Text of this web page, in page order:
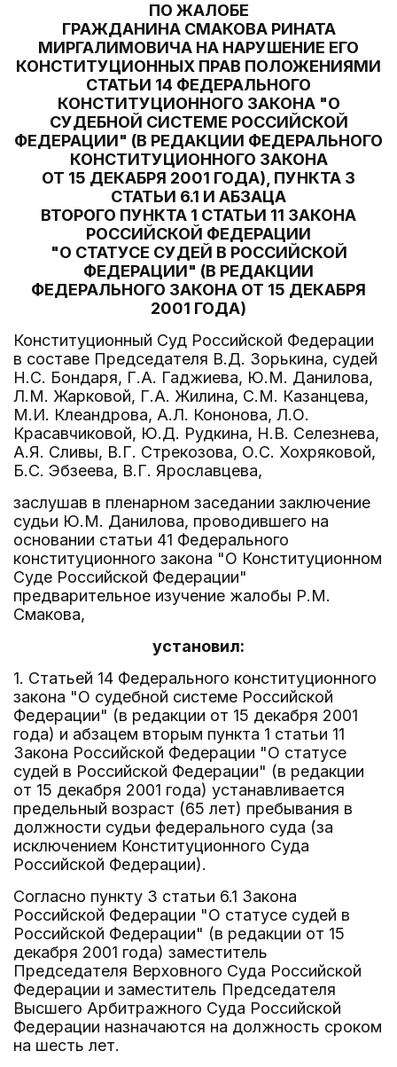
ПО ЖАЛОБЕ
ГРАЖДАНИНА СМАКОВА РИНАТА
МИРГАЛИМОВИЧА НА НАРУШЕНИЕ ЕГО
КОНСТИТУЦИОННЫХ ПРАВ ПОЛОЖЕНИЯМИ
СТАТЬИ 14 ФЕДЕРАЛЬНОГО
КОНСТИТУЦИОННОГО ЗАКОНА "О
СУДЕБНОЙ СИСТЕМЕ РОССИЙСКОЙ
ФЕДЕРАЦИИ" (В РЕДАКЦИИ ФЕДЕРАЛЬНОГО
КОНСТИТУЦИОННОГО ЗАКОНА
ОТ 15 ДЕКАБРЯ 2001 ГОДА), ПУНКТА 3
СТАТЬИ 6.1 И АБЗАЦА
ВТОРОГО ПУНКТА 1 СТАТЬИ 11 ЗАКОНА
РОССИЙСКОЙ ФЕДЕРАЦИИ
"О СТАТУСЕ СУДЕЙ В РОССИЙСКОЙ
ФЕДЕРАЦИИ" (В РЕДАКЦИИ
ФЕДЕРАЛЬНОГО ЗАКОНА ОТ 15 ДЕКАБРЯ
2001 ГОДА)
Конституционный Суд Российской Федерации
в составе Председателя В.Д. Зорькина, судей
Н.С. Бондаря, Г.А. Гаджиева, Ю.М. Данилова,
Л.М. Жарковой, Г.А. Жилина, С.М. Казанцева,
М.И. Клеандрова, А.Л. Кононова, Л.О.
Красавчиковой, Ю.Д. Рудкина, Н.В. Селезнева,
А.Я. Сливы, В.Г. Стрекозова, О.С. Хохряковой,
Б.С. Эбзеева, В.Г. Ярославцева,
заслушав в пленарном заседании заключение
судьи Ю.М. Данилова, проводившего на
основании статьи 41 Федерального
конституционного закона "О Конституционном
Суде Российской Федерации"
предварительное изучение жалобы Р.М.
Смакова,
установил:
1. Статьей 14 Федерального конституционного
закона "О судебной системе Российской
Федерации" (в редакции от 15 декабря 2001
года) и абзацем вторым пункта 1 статьи 11
Закона Российской Федерации "О статусе
судей в Российской Федерации" (в редакции
от 15 декабря 2001 года) устанавливается
предельный возраст (65 лет) пребывания в
должности судьи федерального суда (за
исключением Конституционного Суда
Российской Федерации).
Согласно пункту 3 статьи 6.1 Закона
Российской Федерации "О статусе судей в
Российской Федерации" (в редакции от 15
декабря 2001 года) заместитель
Председателя Верховного Суда Российской
Федерации и заместитель Председателя
Высшего Арбитражного Суда Российской
Федерации назначаются на должность сроком
на шесть лет.